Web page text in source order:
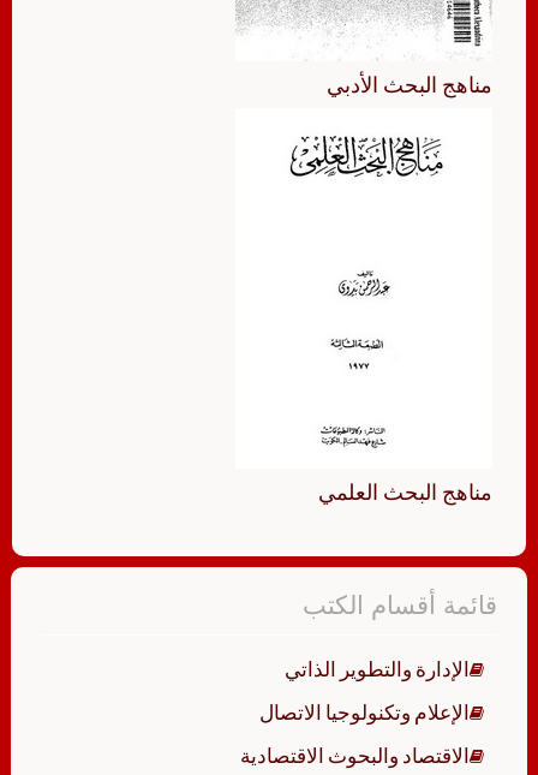
مناهج البحث الأدبي
مناهج البحث العلمي
قائمة أقسام الكتب
الإدارة والتطوير الذاتي
الإعلام وتكنولوجيا الاتصال
الاقتصاد والبحوث الاقتصادية